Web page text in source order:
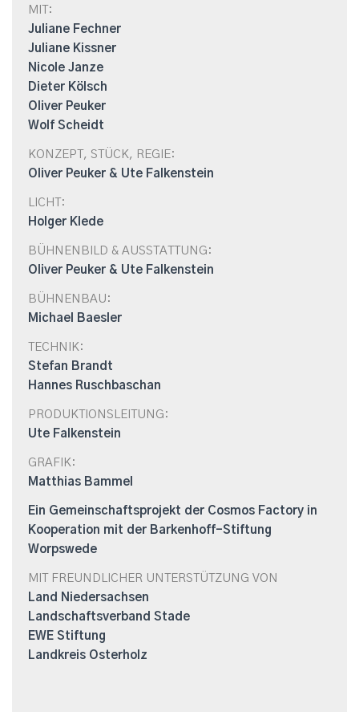
MIT:
Juliane Fechner
Juliane Kissner
Nicole Janze
Dieter Kölsch
Oliver Peuker
Wolf Scheidt
KONZEPT, STÜCK, REGIE:
Oliver Peuker & Ute Falkenstein
LICHT:
Holger Klede
BÜHNENBILD & AUSSTATTUNG:
Oliver Peuker & Ute Falkenstein
BÜHNENBAU:
Michael Baesler
TECHNIK:
Stefan Brandt
Hannes Ruschbaschan
PRODUKTIONSLEITUNG:
Ute Falkenstein
GRAFIK:
Matthias Bammel
Ein Gemeinschaftsprojekt der Cosmos Factory in
Kooperation mit der Barkenhoff-Stiftung
Worpswede
MIT FREUNDLICHER UNTERSTÜTZUNG VON
Land Niedersachsen
Landschaftsverband Stade
EWE Stiftung
Landkreis Osterholz